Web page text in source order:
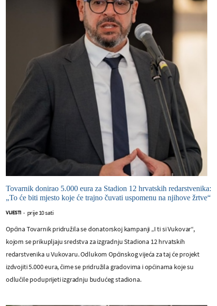
Tovarnik donirao 5.000 eura za Stadion 12 hrvatskih redarstvenika:
„To će biti mjesto koje će trajno čuvati uspomenu na njihove žrtve“
VIJESTI - prije 10 sati
Općina Tovarnik pridružila se donatorskoj kampanji „I ti si Vukovar“,
kojom se prikupljaju sredstva za izgradnju Stadiona 12 hrvatskih
redarstvenika u Vukovaru. Odlukom Općinskog vijeća za taj će projekt
izdvojiti 5.000 eura, čime se pridružila gradovima i općinama koje su
odlučile poduprijeti izgradnju budućeg stadiona.